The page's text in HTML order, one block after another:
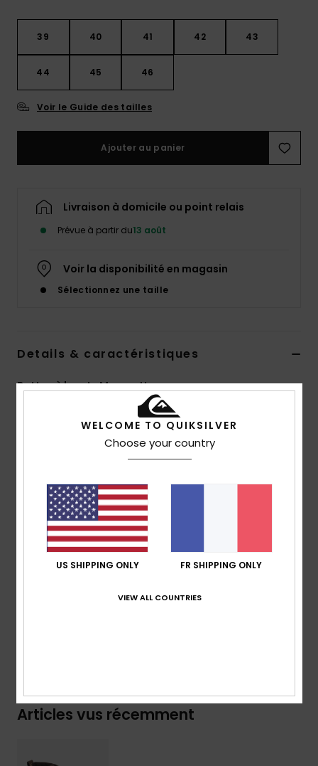
de
Consulter
la FAQ
39 40 41 42 43
44 45 46
Voir le Guide des tailles
Ajouter au panier
Livraison à domicile ou point relais
Prévue à partir du13 août
Voir la disponibilité en magasin
Sélectionnez une taille
Details & caractéristiques
Bottes à lacets Marron Homme
Code couleur
Caractéristiques
Semelle extérieure :caoutchouc résistant pour une
adhérence optimale
CompositionTige : 92 % synthétique, 8 % textile /
Doublure : 100 % textile / Semelle extérieure : 100 %
Traçabilité du produit (Loi Agec)
Articles vus récemment
WELCOME TO QUIKSILVER
Choose your country
US SHIPPING ONLY FR SHIPPING ONLY
VIEW ALL COUNTRIES